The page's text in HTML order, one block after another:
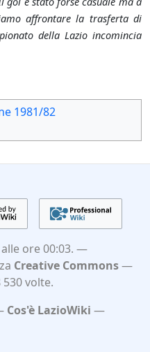
affrontare la trasferta di
della Lazio incomincia
1981/82
ore 00:03.
Creative Commons
volte.
Cos'è LazioWiki